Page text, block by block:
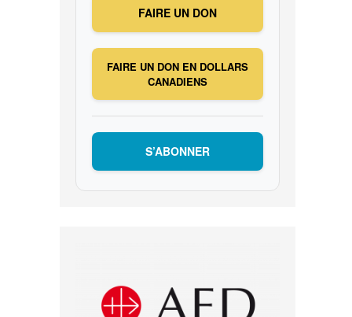
FAIRE UN DON
FAIRE UN DON EN DOLLARS
CANADIENS
S’ABONNER